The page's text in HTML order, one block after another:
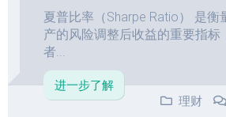
夏普比率（Sharpe Ratio） 是衡
产的风险调整后收益的重要指标
者...
进一步了解
理财